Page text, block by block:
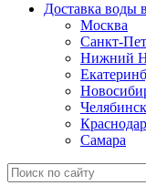
Доставка воды
Москва
Санкт-
Нижний
Челябинск
Краснодар
Самара